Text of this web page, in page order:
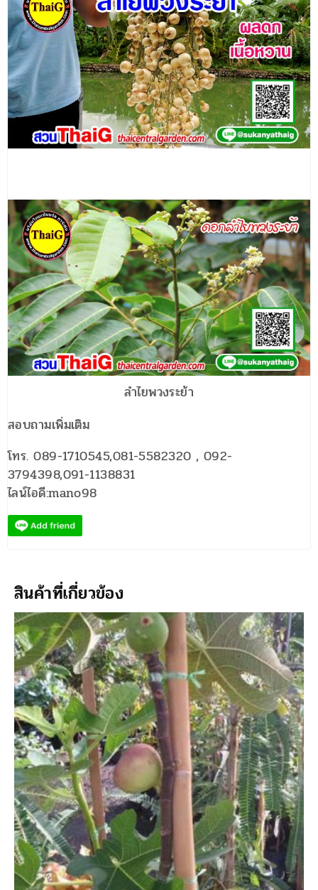
ลำไยพวงระย้า
สอบถามเพิ่มเติม
โทร. 089-1710545,081-5582320 , 092-
3794398,091-1138831
ไลน์ไอดี:mano98
สินค้าที่เกี่ยวข้อง